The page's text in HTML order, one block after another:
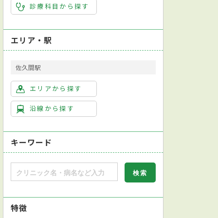
診療科目から探す
エリア・駅
佐久間駅
エリアから探す
沿線から探す
キーワード
特徴